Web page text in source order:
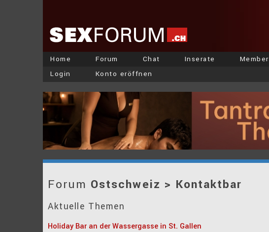
Home Forum Chat Inserate Member
Login Konto eröffnen
Forum Ostschweiz > Kontaktbar
Aktuelle Themen
Holiday Bar an der Wassergasse in St. Gallen